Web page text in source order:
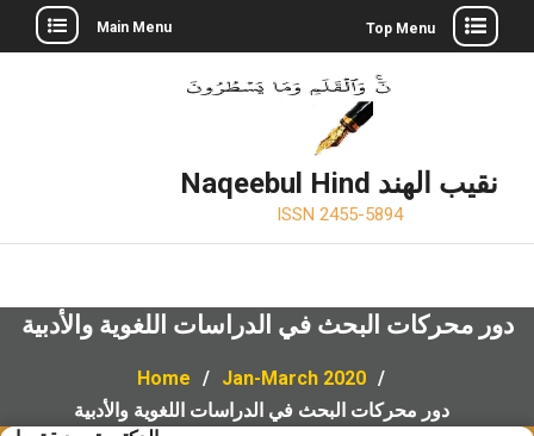
Skip
to
Main Menu Top Menu
TwitterFacebook
LinkedIn
Naqeebul Hind نقيب الهند
ISSN 2455-5894
دور محركات البحث في الدراسات اللغوية والأدبية
Home
Jan-March 2020
دور محركات البحث في الدراسات اللغوية والأدبية